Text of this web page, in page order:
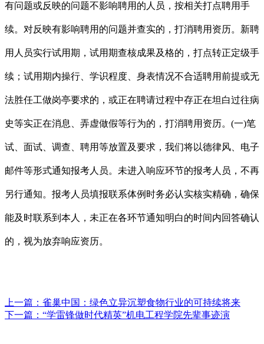
有问题或反映的问题不影响聘用的人员，按相关打点聘用手
续。对反映有影响聘用的问题并查实的，打消聘用资历。新聘
用人员实行试用期，试用期查核成果及格的，打点转正定级手
续；试用期内操行、学识程度、身表情况不合适聘用前提或无
法胜任工做岗亭要求的，或正在聘请过程中存正在坦白过往病
史等实正在消息、弄虚做假等行为的，打消聘用资历。(一)笔
试、面试、调查、聘用等放置及要求，我们将以德律风、电子
邮件等形式通知报考人员。未进入响应环节的报考人员，不再
另行通知。报考人员填报联系体例时务必认实核实精确，确保
能及时联系到本人，未正在各环节通知明白的时间内回答确认
的，视为放弃响应资历。
上一篇： 雀巢中国：绿色立异沉塑食物行业的可持续将来
下一篇： “学雷锋做时代精英”机电工程学院先辈事迹演